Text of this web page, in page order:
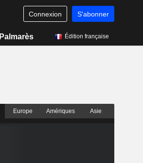
Connexion S'abonner
Palmarès Édition française
Europe Amériques Asie